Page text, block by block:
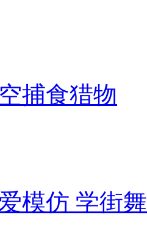
捕食猎物
模仿 学街